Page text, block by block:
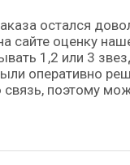
остался
сайте оценку
1,2 или 3
оперативно
поэтому